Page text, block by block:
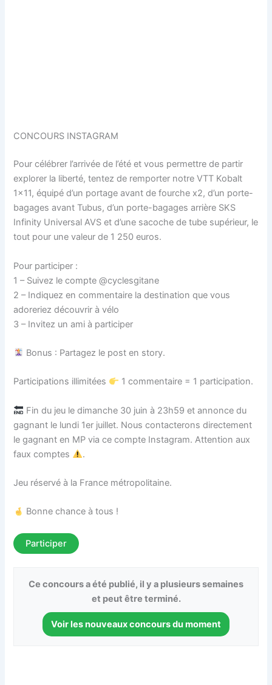
CONCOURS INSTAGRAM
Pour célébrer l’arrivée de l’été et vous permettre de partir
explorer la liberté, tentez de remporter notre VTT Kobalt
1×11, équipé d’un portage avant de fourche x2, d’un porte-
bagages avant Tubus, d’un porte-bagages arrière SKS
Infinity Universal AVS et d’une sacoche de tube supérieur, le
tout pour une valeur de 1 250 euros.
Pour participer :
1 – Suivez le compte @cyclesgitane
2 – Indiquez en commentaire la destination que vous
adoreriez découvrir à vélo
3 – Invitez un ami à participer
Bonus : Partagez le post en story.
Participations illimitées 1 commentaire = 1 participation.
Fin du jeu le dimanche 30 juin à 23h59 et annonce du
gagnant le lundi 1er juillet. Nous contacterons directement
le gagnant en MP via ce compte Instagram. Attention aux
faux comptes
.
Jeu réservé à la France métropolitaine.
Bonne chance à tous !
Participer
Ce concours a été publié, il y a plusieurs semaines
et peut être terminé.
Voir les nouveaux concours du moment